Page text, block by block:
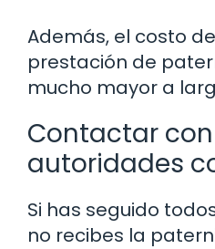
Además, el costo
prestación de
mucho mayor a
Contactar
autoridades
Si has seguido
no recibes la